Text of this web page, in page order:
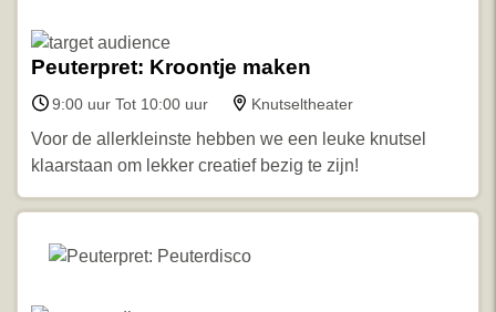
Peuterpret: Kroontje maken
9:00 uur Tot 10:00 uur Knutseltheater
Voor de allerkleinste hebben we een leuke knutsel
klaarstaan om lekker creatief bezig te zijn!